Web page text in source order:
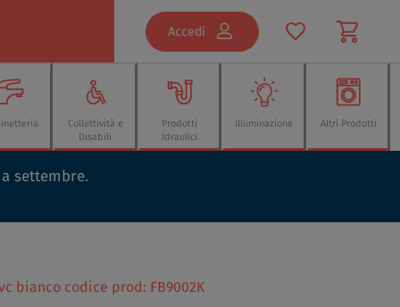
Accedi
Collettività e
Disabili
Prodotti
Idraulici
Illuminazione Altri Prodotti
settembre.
bianco codice prod: FB9002K